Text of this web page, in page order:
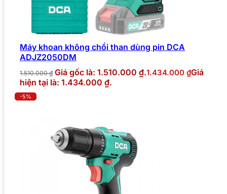
Máy khoan không chổi than dùng pin DCA
ADJZ2050DM
1.510.000₫ Giá gốc là: 1.510.000 ₫.1.434.000 ₫Giá
hiện tại là: 1.434.000 ₫.
-5%